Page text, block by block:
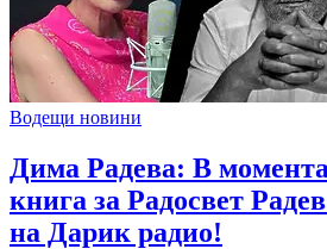
Водещи новини
Дима Радева: В
книга за Радосвет
на Дарик радио!